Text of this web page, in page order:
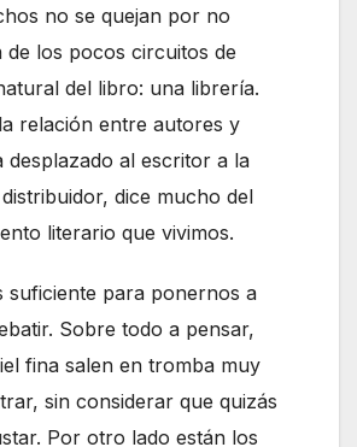
no se quejan por no
de los pocos circuitos de
del libro: una librería.
relación entre autores y
desplazado al escritor a la
dice mucho del
literario que vivimos.
suficiente para ponernos a
Sobre todo a pensar,
fina salen en tromba muy
sin considerar que quizás
Por otro lado están los